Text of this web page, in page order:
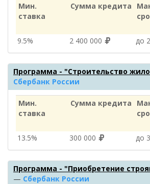
Мин.
ставка
Сумма кредита
9.5%
2 400 000 до
Программа - "Строительство
Сбербанк России
Мин.
ставка
Сумма кредита
13.5%
300 000 до
Программа - "Приобретение
— Сбербанк России